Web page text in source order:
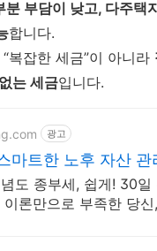
분 부담이 낮고, 다주택
합니다.
복잡한 세금”이 아니라
는 세금입니다.
광고
마트한 노후 자산 관
도 종부세, 쉽게! 30일
론만으로 부족한 당신